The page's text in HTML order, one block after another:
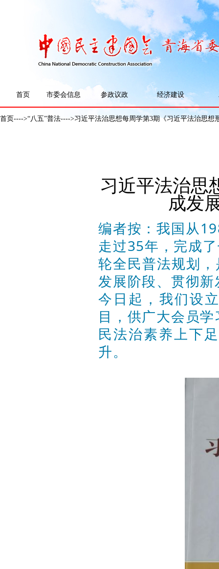
首页 市委会信息 参政议政 经济建设
首页---->“八五”普法---->习近平法治思想每周学第3期《习近平法治思想
习近平法治思
成发
编者按：我国从
走过35年，完成
轮全民普法规划
发展阶段、贯彻
今日起，我们设
目，供广大会员
民法治素养上下
升。